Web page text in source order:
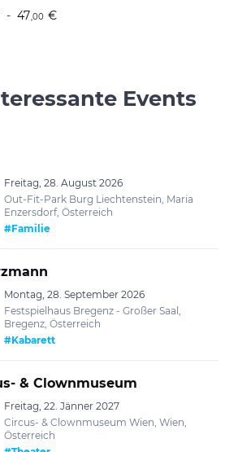
47 ,00 €
Events
Freitag, 28. August 2026
Out-Fit-Park Burg Liechtenstein, Maria
Enzersdorf, Österreich
#Familie
Montag, 28. September 2026
Festspielhaus Bregenz - Großer Saal,
Bregenz, Österreich
#Kabarett
& Clownmuseum
Freitag, 22. Jänner 2027
Circus- & Clownmuseum Wien, Wien,
Österreich